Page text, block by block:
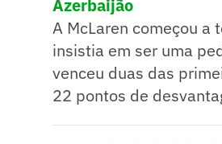
Azerbaijão
A McLaren começou a
insistia em ser uma
venceu duas das
22 pontos de